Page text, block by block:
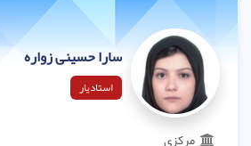
سارا حسینی زواره
استادیار
مرکزی